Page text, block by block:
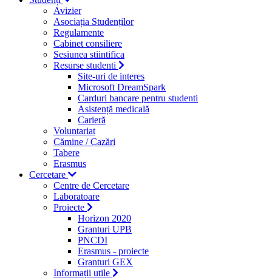
Avizier
Asociația Studenților
Regulamente
Cabinet consiliere
Sesiunea stiintifica
Resurse studenti
Site-uri de interes
Microsoft DreamSpark
Carduri bancare pentru studenti
Asistență medicală
Carieră
Voluntariat
Cămine / Cazări
Tabere
Erasmus
Cercetare
Centre de Cercetare
Laboratoare
Proiecte
Horizon 2020
Granturi UPB
PNCDI
Erasmus - proiecte
Granturi GEX
Informații utile